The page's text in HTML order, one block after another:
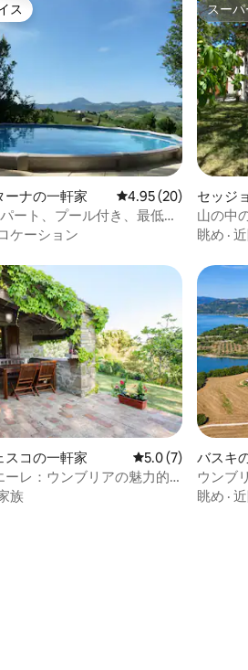
ス
ス
ーナの一軒家 レビュー20件、5つ
4.95 (20)
ート、プール付き、最低宿
ロケーション
スーパ
スー
セッジ
山の中
眺め ·
スコの一軒家 レビュー7件、5つ
5.0 (7)
ーレ：ウンブリアの魅力的
ス_グッビオ
族
バスキ
ウンブ
眺め ·